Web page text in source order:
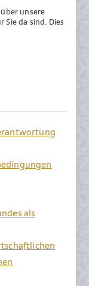
unsere
Sie da sind. Dies
als